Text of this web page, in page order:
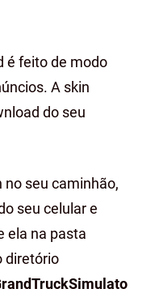
é feito de modo
A skin
do seu
no seu caminhão,
seu celular e
ela na pasta
diretório